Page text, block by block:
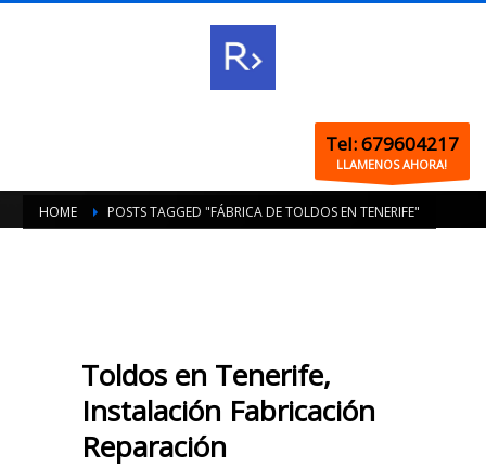
Tel: 679604217
LLAMENOS AHORA!
HOME POSTS TAGGED "FÁBRICA DE TOLDOS EN TENERIFE"
Toldos en Tenerife,
Instalación Fabricación
Reparación